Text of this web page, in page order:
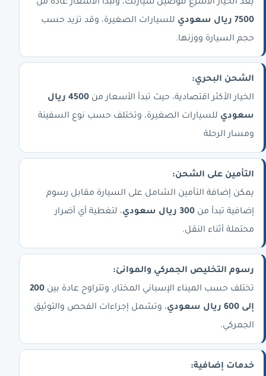
يُعد الخيار الأسرع لتوصيل سيارتك، وتبدأ الأسعار عادة من
7500 ريال سعودي
للسيارات الصغيرة، وقد تزيد حسب
حجم السيارة ووزنها.
الشحن البحري:
الخيار الأكثر اقتصادية، حيث تبدأ الأسعار من
4500 ريال
سعودي للسيارات الصغيرة، وتختلف حسب نوع السفينة
ومسار الرحلة
التأمين على الشحن:
يمكن إضافة التأمين الشامل على السيارة مقابل رسوم
إضافية تبدأ من 300 ريال سعودي
، لتغطية أي أضرار
محتملة أثناء النقل.
رسوم التخليص الجمركي والموانئ:
تختلف حسب الميناء الإسباني المختار، وتتراوح عادة بين 200
إلى 600 ريال سعودي
، وتشمل إجراءات الفحص والتوثيق
الجمركي.
خدمات إضافية: